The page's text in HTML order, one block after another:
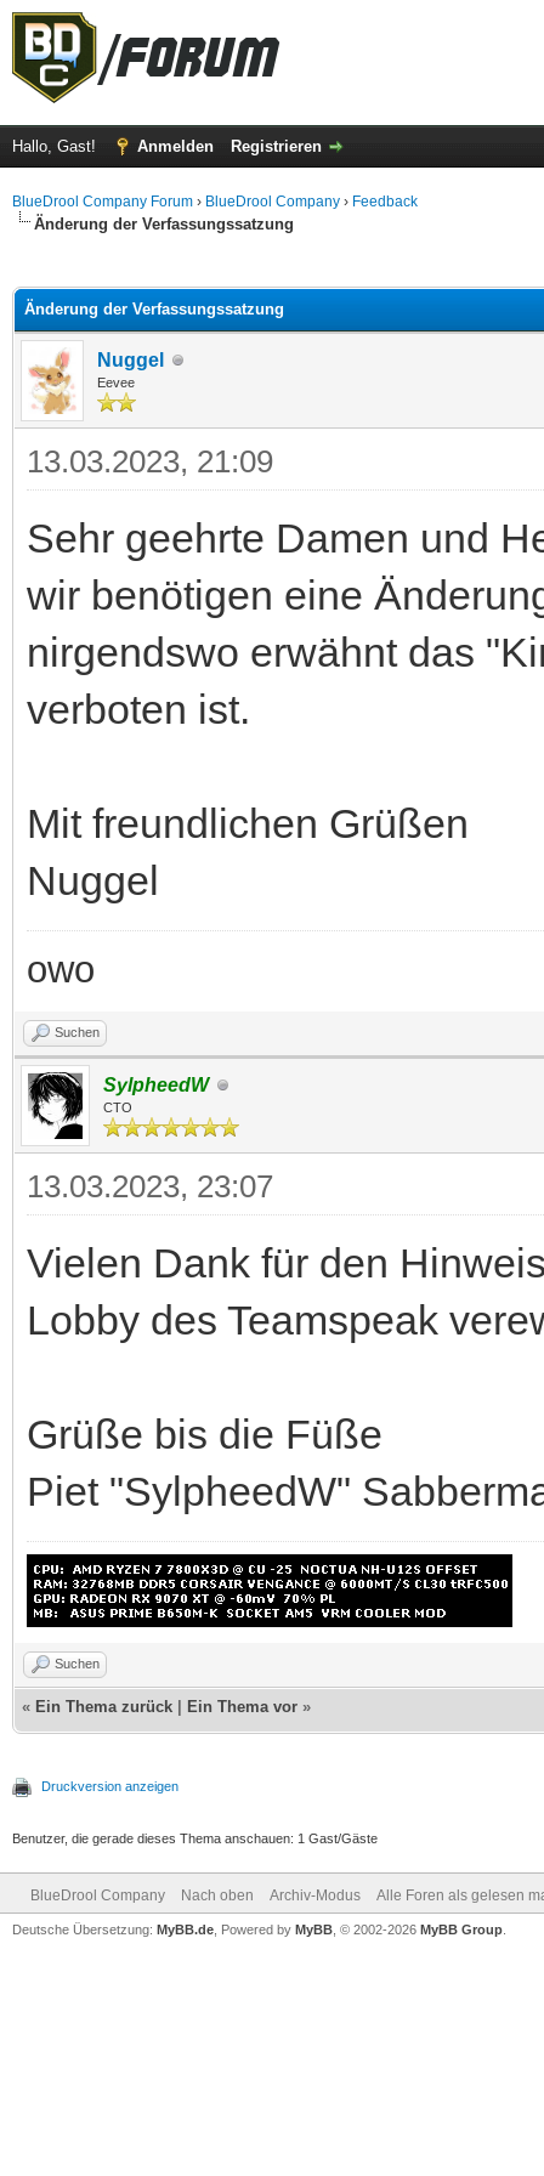
Hallo, Gast! Anmelden Registrieren
BlueDrool Company Forum › BlueDrool Company › Feedback
Änderung der Verfassungssatzung
Änderung der Verfassungssatzung
Nuggel
Eevee
13.03.2023, 21:09
Sehr geehrte Damen und
wir benötigen eine
nirgendswo erwähnt das
verboten ist.
Mit freundlichen Grüßen
Nuggel
owo
Suchen
SylpheedW
CTO
13.03.2023, 23:07
Vielen Dank für den
Lobby des Teamspeak
Grüße bis die Füße
Piet "SylpheedW"
Suchen
« Ein Thema zurück Ein Thema vor »
Druckversion anzeigen
Benutzer, die gerade dieses Thema anschauen: 1 Gast/Gäste
BlueDrool Company Nach oben Archiv-Modus Alle Foren als gelesen
Deutsche Übersetzung: MyBB.de , Powered by MyBB , © 2002-2026 MyBB Group